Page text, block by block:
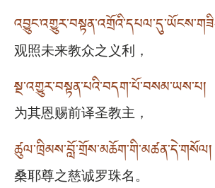
观照未来教众之义利，
སྔ་འགྱུར་བསྟན་པའི་བདག་པོ་བསམ་ཡས་པ།
为其恩赐前译圣教主，
桑耶尊之慈诚罗珠名。